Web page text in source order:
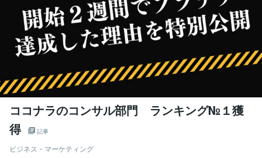
ココナラのコンサル部門 ランキング№１獲
得
記事
ビジネス・マーケティング